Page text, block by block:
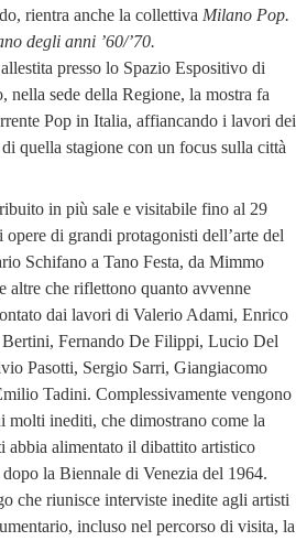
rientra anche la collettiva Milano Pop.
degli anni ’60/’70.
presso lo Spazio Espositivo di
nella sede della Regione, la mostra fa
Pop in Italia, affiancando i lavori dei
quella stagione con un focus sulla città
in più sale e visitabile fino al 29
di grandi protagonisti dell’arte del
Schifano a Tano Festa, da Mimmo
altre che riflettono quanto avvenne
dai lavori di Valerio Adami, Enrico
Fernando De Filippi, Lucio Del
Pasotti, Sergio Sarri, Giangiacomo
Tadini. Complessivamente vengono
molti inediti, che dimostrano come la
abbia alimentato il dibattito artistico
la Biennale di Venezia del 1964.
che riunisce interviste inedite agli artisti
incluso nel percorso di visita, la